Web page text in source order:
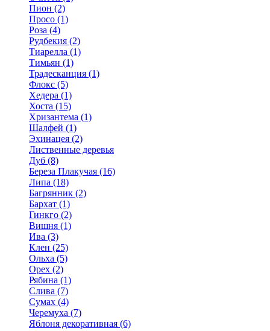
Пион (2)
Просо (1)
Роза (4)
Рудбекия (2)
Тиарелла (1)
Тимьян (1)
Традесканция (1)
Флокс (5)
Хедера (1)
Хоста (15)
Хризантема (1)
Шалфей (1)
Эхинацея (2)
Лиственные деревья
Дуб (8)
Береза Плакучая (16)
Липа (18)
Багрянник (2)
Бархат (1)
Гинкго (2)
Вишня (1)
Ива (3)
Клен (25)
Ольха (5)
Орех (2)
Рябина (1)
Слива (7)
Сумах (4)
Черемуха (7)
Яблоня декоративная (6)